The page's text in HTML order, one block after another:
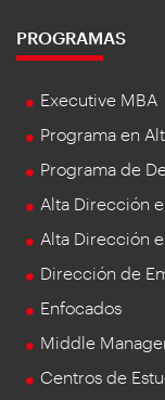
PROGRAMAS
Executive MBA
Programa en
Programa de
Alta Dirección
Alta Dirección
Dirección de
Enfocados
Middle
Centros de